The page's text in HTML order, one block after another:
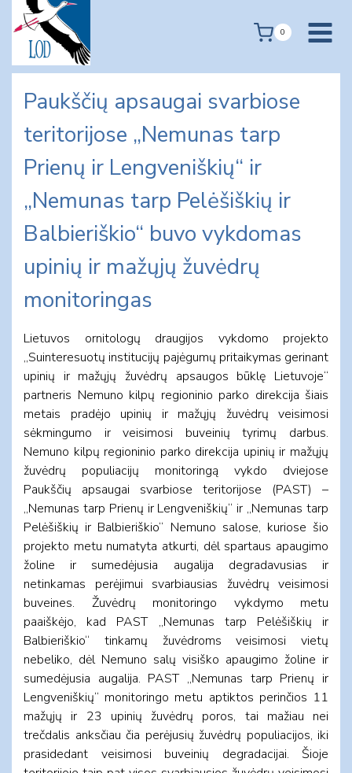
content
0
Paukščių apsaugai svarbiose
teritorijose „Nemunas tarp
Prienų ir Lengveniškių“ ir
„Nemunas tarp Pelėšiškių ir
Balbieriškio“ buvo vykdomas
upinių ir mažųjų žuvėdrų
monitoringas
Lietuvos ornitologų draugijos vykdomo projekto
„Suinteresuotų institucijų pajėgumų pritaikymas gerinant
upinių ir mažųjų žuvėdrų apsaugos būklę Lietuvoje“
partneris Nemuno kilpų regioninio parko direkcija šiais
metais pradėjo upinių ir mažųjų žuvėdrų veisimosi
sėkmingumo ir veisimosi buveinių tyrimų darbus.
Nemuno kilpų regioninio parko direkcija upinių ir mažųjų
žuvėdrų populiacijų monitoringą vykdo dviejose
Paukščių apsaugai svarbiose teritorijose (PAST) –
„Nemunas tarp Prienų ir Lengveniškių“ ir „Nemunas tarp
Pelėšiškių ir Balbieriškio“ Nemuno salose, kuriose šio
projekto metu numatyta atkurti, dėl spartaus apaugimo
žoline ir sumedėjusia augalija degradavusias ir
netinkamas perėjimui svarbiausias žuvėdrų veisimosi
buveines. Žuvėdrų monitoringo vykdymo metu
paaiškėjo, kad PAST „Nemunas tarp Pelėšiškių ir
Balbieriškio“ tinkamų žuvėdroms veisimosi vietų
nebeliko, dėl Nemuno salų visiško apaugimo žoline ir
sumedėjusia augalija. PAST „Nemunas tarp Prienų ir
Lengveniškių“ monitoringo metu aptiktos perinčios 11
mažųjų ir 23 upinių žuvėdrų poros, tai mažiau nei
trečdalis anksčiau čia perėjusių žuvėdrų populiacijos, iki
prasidedant veisimosi buveinių degradacijai. Šioje